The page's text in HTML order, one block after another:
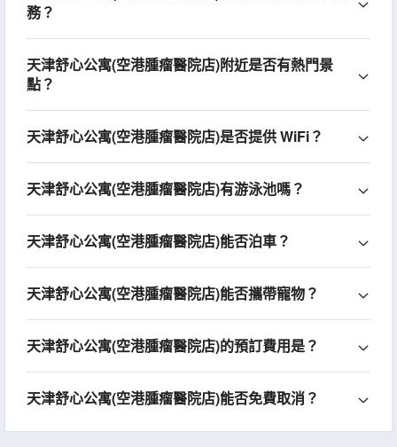
務？
天津舒心公寓(空港腫瘤醫院店)附近是否有熱門景
點？
天津舒心公寓(空港腫瘤醫院店)是否提供 WiFi？
天津舒心公寓(空港腫瘤醫院店)有游泳池嗎？
天津舒心公寓(空港腫瘤醫院店)能否泊車？
天津舒心公寓(空港腫瘤醫院店)能否攜帶寵物？
天津舒心公寓(空港腫瘤醫院店)的預訂費用是？
天津舒心公寓(空港腫瘤醫院店)能否免費取消？